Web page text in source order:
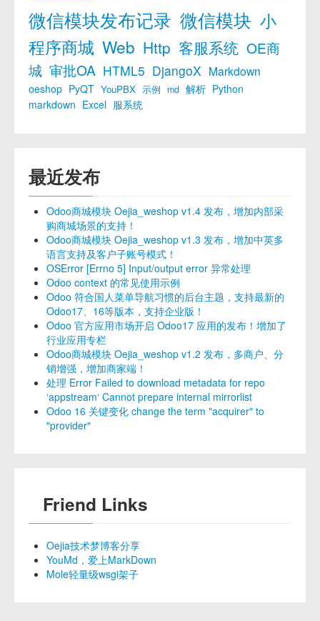
微信模块发布记录 微信模块 小
程序商城 Web Http 客服系统 OE商
城 审批OA HTML5 DjangoX Markdown
oeshop PyQT YouPBX 示例 md 解析 Python
markdown Excel 服系统
最近发布
Odoo商城模块 Oejia_weshop v1.4 发布，增加内部采
购商城场景的支持！
Odoo商城模块 Oejia_weshop v1.3 发布，增加中英多
语言支持及客户子账号模式！
OSError [Errno 5] Input/output error 异常处理
Odoo context 的常见使用示例
Odoo 符合国人菜单导航习惯的后台主题，支持最新的
Odoo17、16等版本，支持企业版！
Odoo 官方应用市场开启 Odoo17 应用的发布！增加了
行业应用专栏
Odoo商城模块 Oejia_weshop v1.2 发布，多商户、分
销增强，增加商家端！
处理 Error Failed to download metadata for repo
‘appstream‘ Cannot prepare internal mirrorlist
Odoo 16 关键变化 change the term "acquirer" to
"provider"
Friend Links
Oejia技术梦博客分享
YouMd，爱上MarkDown
Mole轻量级wsgi架子